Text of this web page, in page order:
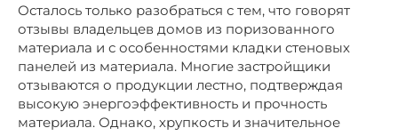
Осталось только разобраться с тем, что говорят
отзывы владельцев домов из поризованного
материала и с особенностями кладки стеновых
панелей из материала. Многие застройщики
отзываются о продукции лестно, подтверждая
высокую энергоэффективность и прочность
материала. Однако, хрупкость и значительное